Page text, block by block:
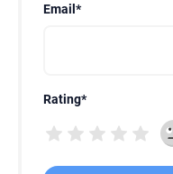
Email *
Rating*